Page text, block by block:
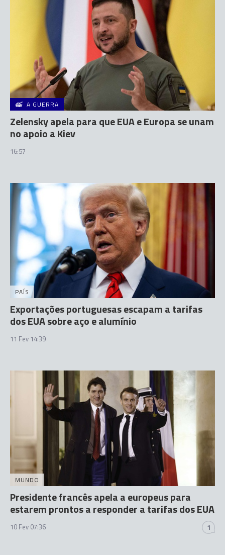
A GUERRA
Zelensky apela para que EUA e Europa se unam
no apoio a Kiev
16:57
PAÍS
Exportações portuguesas escapam a tarifas
dos EUA sobre aço e alumínio
11 Fev 14:39
MUNDO
Presidente francês apela a europeus para
estarem prontos a responder a tarifas dos EUA
10 Fev 07:36 1